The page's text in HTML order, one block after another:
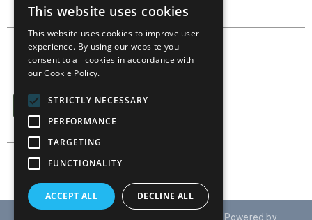
SÍGUENOS EN:
© Derechos reservados 2021 TRAUD S.A ( Powered by
SPANISH
SPANISH
This website uses cookies
This website uses cookies to improve user
experience. By using our website you
consent to all cookies in accordance with
our Cookie Policy.
STRICTLY NECESSARY
PERFORMANCE
TARGETING
FUNCTIONALITY
ACCEPT ALL DECLINE ALL